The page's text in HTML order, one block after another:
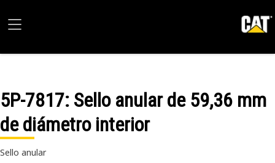
5P-7817: Sello anular de 59,36 mm
de diámetro interior
Sello anular